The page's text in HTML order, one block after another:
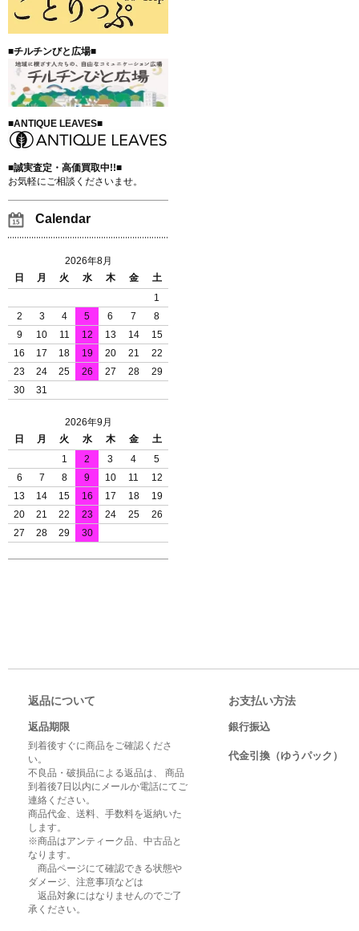
■チルチンびと広場■
■ANTIQUE LEAVES■
■誠実査定・高価買取中!!■
お気軽にご相談くださいませ。
Calendar
2026年8月
日
月 火 水 木 金
土
1
2
3 4 5 6 7
8
9
10 11 12 13 14
15
16
17 18 19 20 21
22
23
24 25 26 27 28
29
30
31
2026年9月
日
月 火 水 木 金
土
1
2 3 4
5
6
7 8 9 10 11
12
13
14 15 16 17 18
19
20
21 22 23 24 25
26
27
28 29 30
返品について
返品期限
到着後すぐに商品をご確認くださ
い。
不良品・破損品による返品は、 商品
到着後7日以内にメールか電話にてご
連絡ください。
商品代金、送料、手数料を返納いた
します。
※商品はアンティーク品、中古品と
なります。
商品ページにて確認できる状態や
ダメージ、注意事項などは
返品対象にはなりませんのでご了
承ください。
お支払い方法
銀行振込
代金引換（ゆうパック）